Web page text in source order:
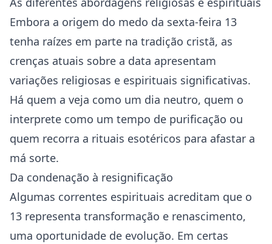
Embora a origem do medo da sexta-feira 13
tenha raízes em parte na tradição cristã, as
crenças atuais sobre a data apresentam
variações religiosas e espirituais significativas.
Há quem a veja como um dia neutro, quem o
interprete como um tempo de purificação ou
quem recorra a rituais esotéricos para afastar a
má sorte.
Da condenação à resignificação
Algumas correntes espirituais acreditam que o
13 representa transformação e renascimento,
uma oportunidade de evolução. Em certas